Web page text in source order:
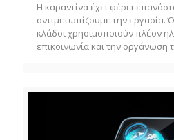
Η καραντίνα έχει φέρει
αντιμετωπίζουμε την εργασία.
κλάδοι χρησιμοποιούν πλέον
επικοινωνία και την οργάνωση